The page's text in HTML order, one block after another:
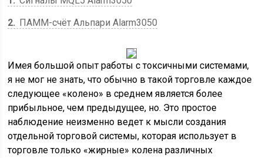
2
ПАММ-счёт Альпари Alarm3050
Имея большой опыт работы с токсичными системами,
я не мог не знать, что обычно в такой торговле каждое
следующее «колено» в среднем является более
прибыльное, чем предыдущее, но. Это простое
наблюдение неизменно ведет к мысли создания
отдельной торговой системы, которая использует в
торговле только «жирные» колена различных